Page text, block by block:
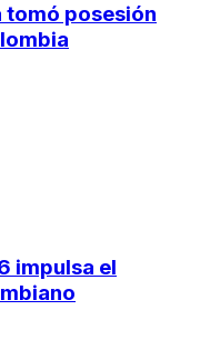
tomó posesión
impulsa el